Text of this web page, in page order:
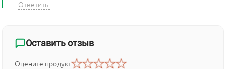
Оставить отзыв
Оцените продукт